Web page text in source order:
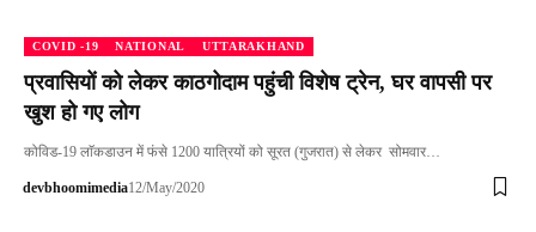
COVID -19 NATIONAL UTTARAKHAND
प्रवासियों को लेकर काठगोदाम पहुंची विशेष ट्रेन, घर वापसी पर
खुश हो गए लोग
कोविड-19 लाॅकडाउन में फंसे 1200 यात्रियों को सूरत (गुजरात) से लेकर सोमवार…
devbhoomimedia12/May/2020